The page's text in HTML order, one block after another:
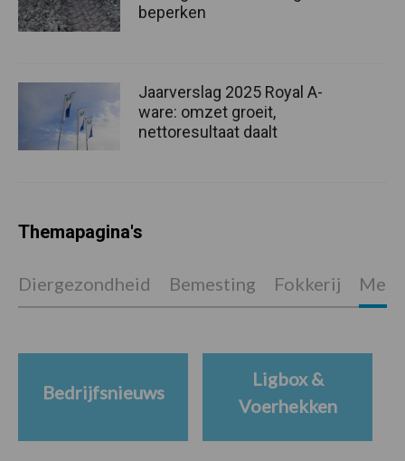
beperken
Jaarverslag 2025 Royal A-
ware: omzet groeit,
nettoresultaat daalt
Themapagina's
Diergezondheid Bemesting Fokkerij
Bedrijfsnieuws
Ligbox &
Voerhekken